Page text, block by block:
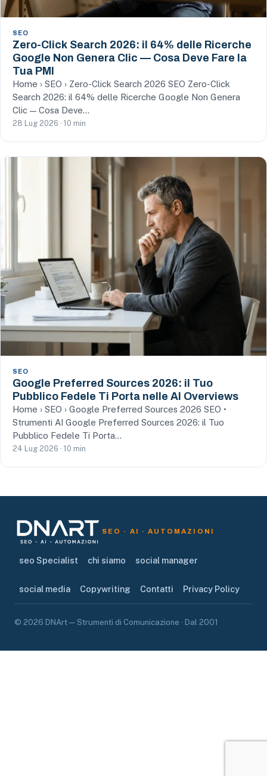
SEO
Zero-Click Search 2026: il 64% delle Ricerche
Google Non Genera Clic — Cosa Deve Fare la
Tua PMI
Home › SEO › Zero-Click Search 2026 SEO Zero-Click
Search 2026: il 64% delle Ricerche Google Non Genera
Clic — Cosa Deve…
28 Lug 2026 · 10 min
SEO
Google Preferred Sources 2026: il Tuo
Pubblico Fedele Ti Porta nelle AI Overviews
Home › SEO › Google Preferred Sources 2026 SEO •
Strumenti AI Google Preferred Sources 2026: il Tuo
Pubblico Fedele Ti Porta…
24 Lug 2026 · 10 min
SEO · AI · AUTOMAZIONI
seo Specialist chi siamo social manager
social media Copywriting Contatti Privacy Policy
© 2026 DNArt — Strumenti di Comunicazione · Dal 2001